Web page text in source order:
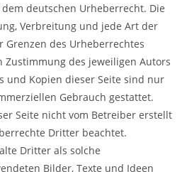
deutschen Urheberrecht. Die
Verbreitung und jede Art der
des Urheberrechtes
des jeweiligen Autors
und Kopien dieser Seite sind nur
Gebrauch gestattet.
Seite nicht vom Betreiber erstellt
Dritter beachtet.
Dritter als solche
Bilder, Texte und Ideen